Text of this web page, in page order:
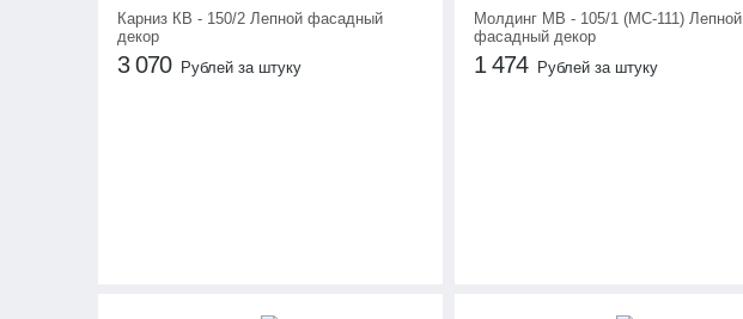
Карниз КВ - 150/2 Лепной фасадный
декор
3 070 Рублей за штуку
Молдинг МВ - 105/1 (МС-111) Лепной
фасадный декор
1 474 Рублей за штуку